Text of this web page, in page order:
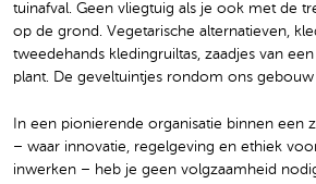
tuinafval. Geen vliegtuig als je ook met de
op de grond. Vegetarische alternatieven,
tweedehands kledingruiltas, zaadjes van
plant. De geveltuintjes rondom ons gebouw
In een pionierende organisatie binnen een
– waar innovatie, regelgeving en ethiek
inwerken – heb je geen volgzaamheid